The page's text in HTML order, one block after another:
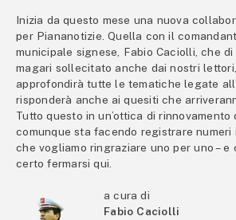
Inizia da questo mese una nuova
per Piananotizie. Quella con il
municipale signese, Fabio Caciolli, che di
magari sollecitato anche dai nostri
approfondirà tutte le tematiche legate
risponderà anche ai quesiti che
Tutto questo in un’ottica di rinnovamento
comunque sta facendo registrare
che vogliamo ringraziare uno per uno – e
certo fermarsi qui.
a cura di
Fabio Caciolli